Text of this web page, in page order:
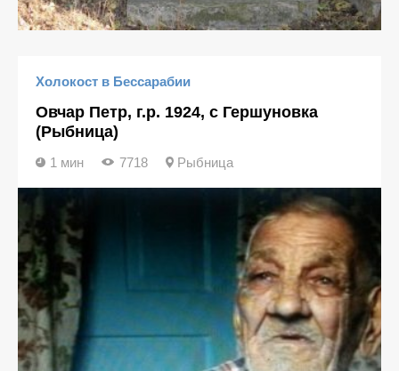
Холокост в Бессарабии
Овчар Петр, г.р. 1924, с Гершуновка
(Рыбница)
1 мин 7718 Рыбница